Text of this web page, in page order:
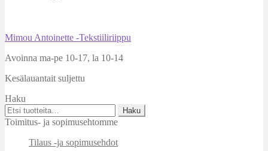
Artikkelien
selaus
Edellinen
Mimou Antoinette -Tekstiiliriippu
Avoinna ma-pe 10-17, la 10-14
Kesälauantait suljettu
Haku
Etsi:
Haku
Toimitus- ja sopimusehtomme
Tilaus -ja sopimusehdot